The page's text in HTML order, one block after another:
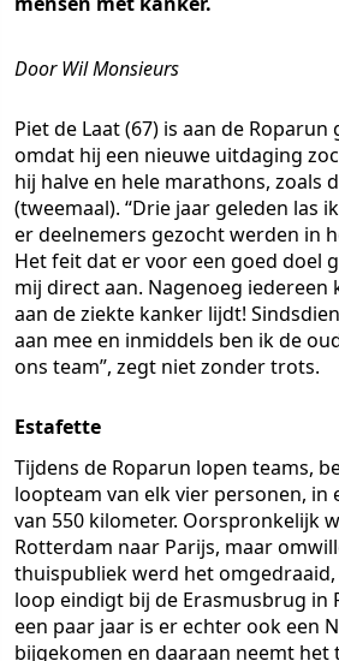
Door Wil Monsieurs
Piet de Laat (67) is aan de Roparun
omdat hij een nieuwe uitdaging
hij halve en hele marathons, zoals
(tweemaal). “Drie jaar geleden las
er deelnemers gezocht werden in
Het feit dat er voor een goed doel
mij direct aan. Nagenoeg iedereen
aan de ziekte kanker lijdt!
aan mee en inmiddels ben ik de
ons team”, zegt niet zonder trots.
Estafette
Tijdens de Roparun lopen teams,
loopteam van elk vier personen, in
van 550 kilometer. Oorspronkelijk
Rotterdam naar Parijs, maar
thuispubliek werd het
loop eindigt bij de Erasmusbrug in
een paar jaar is er echter ook een
bijgekomen en daaraan neemt het